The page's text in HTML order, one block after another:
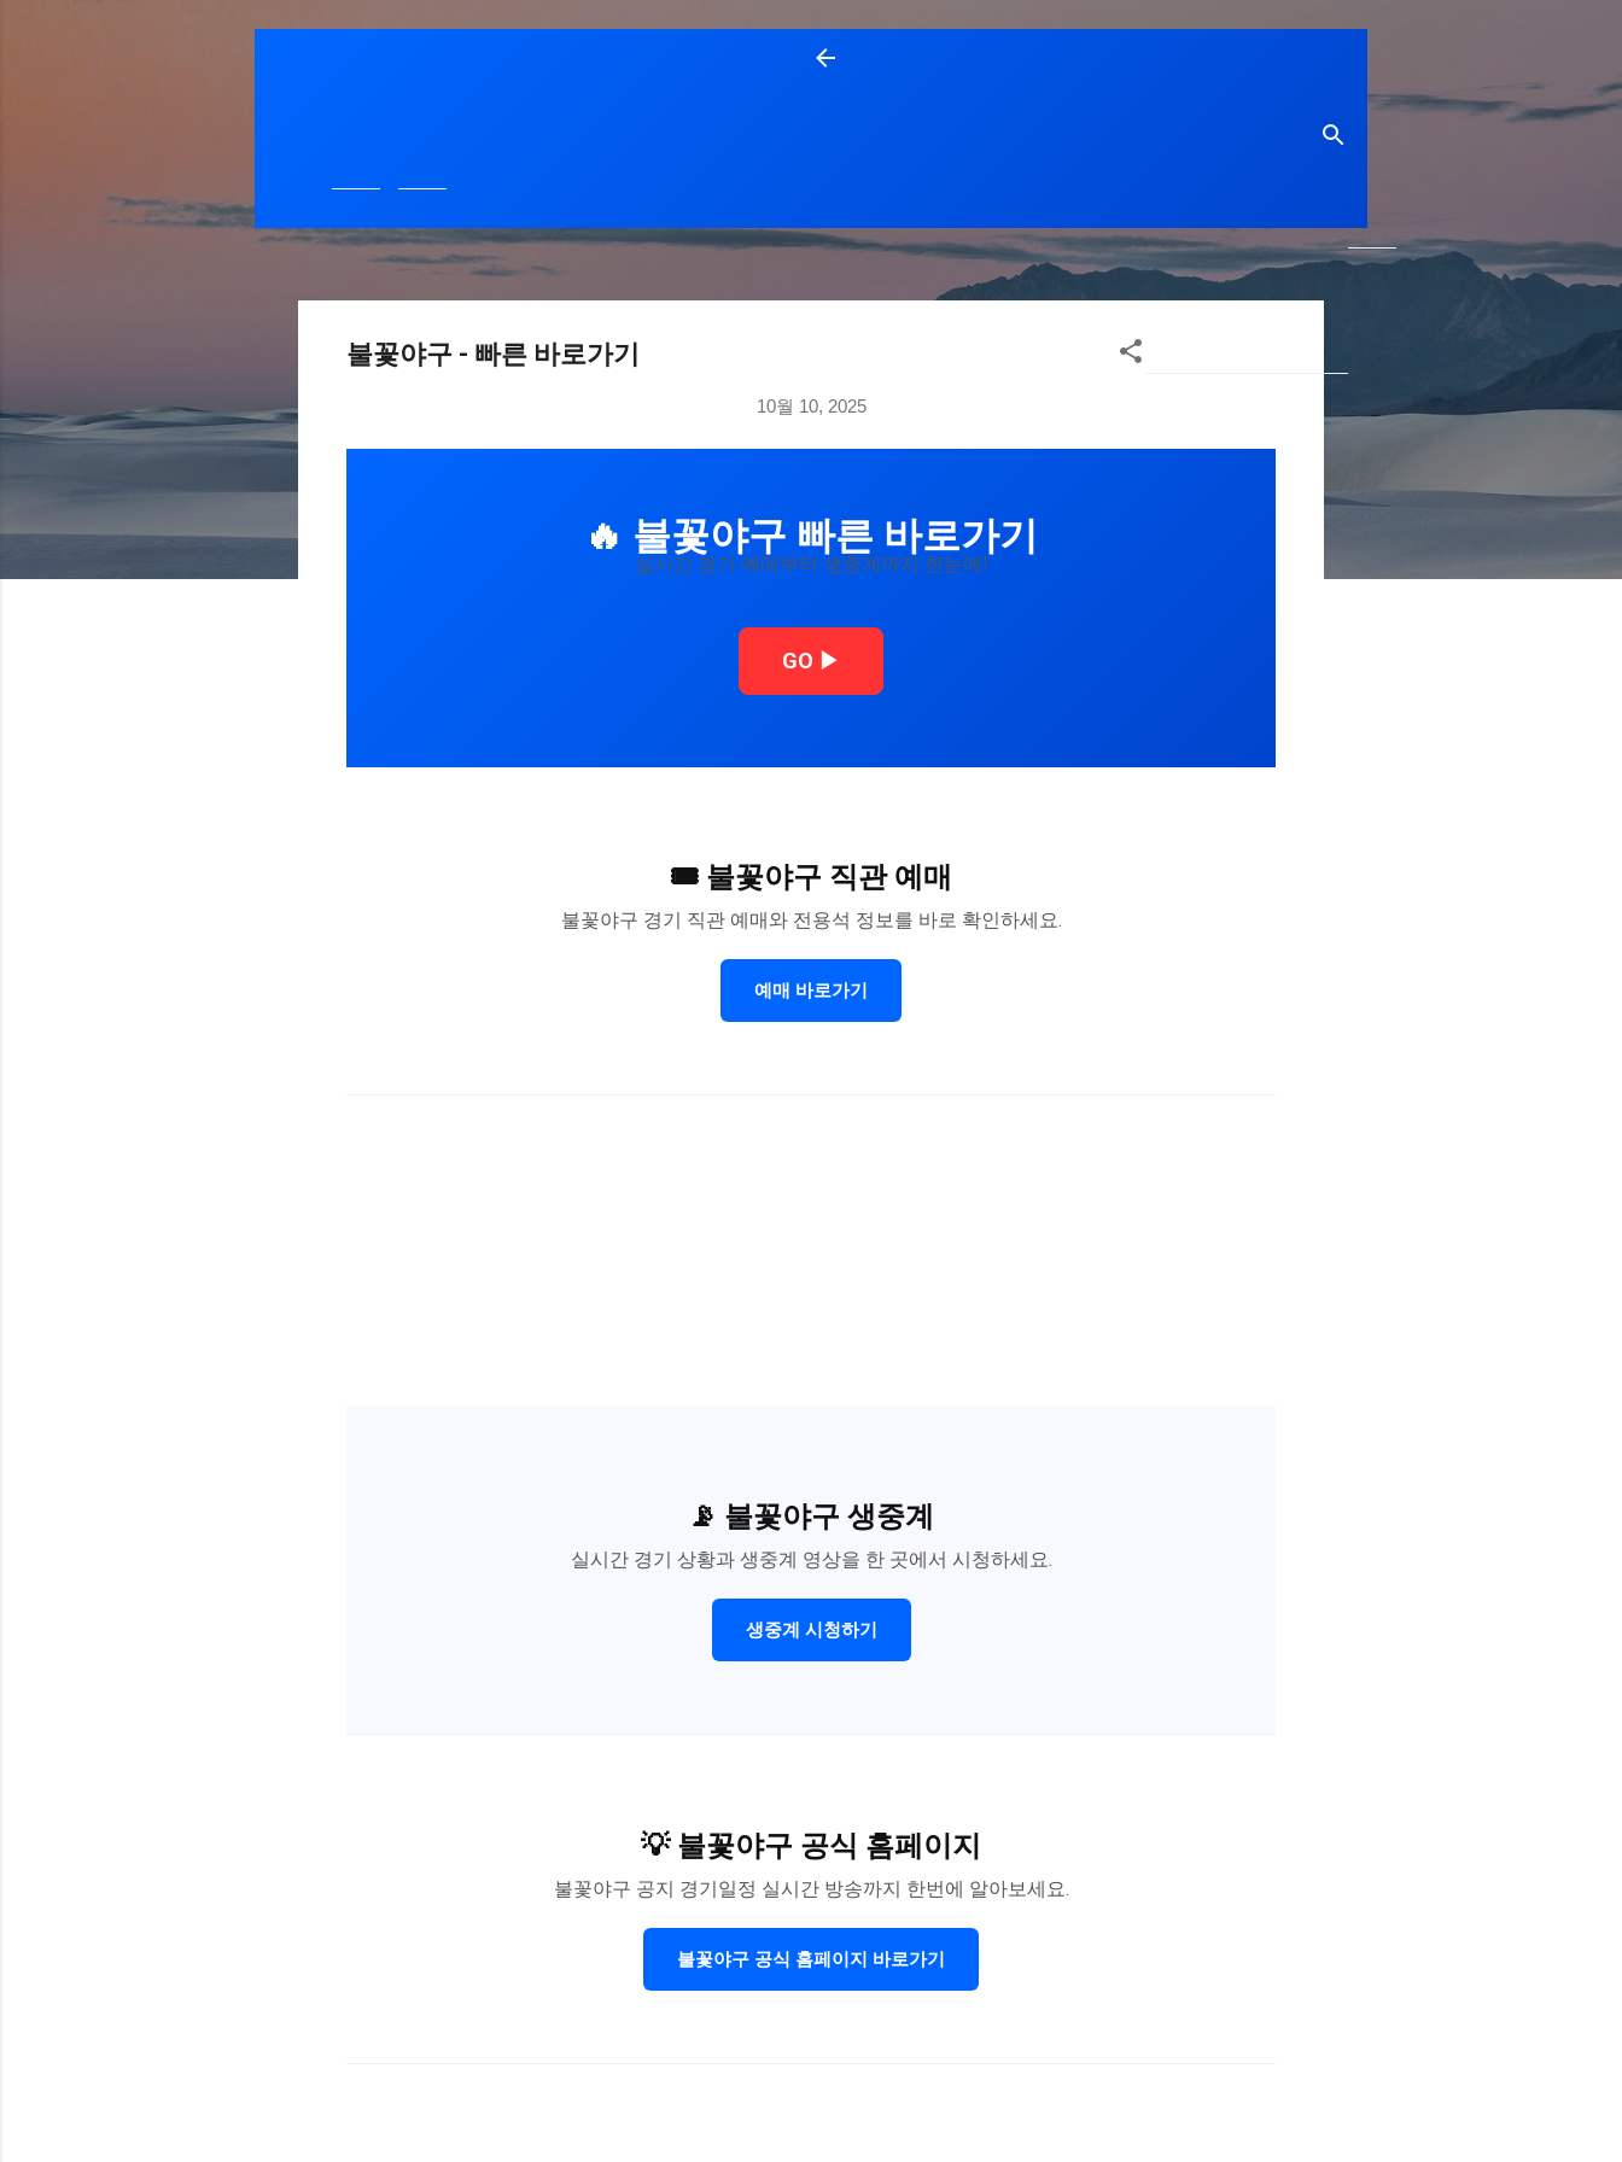
기본 콘텐츠로 건너뛰기
불꽃야구 - 빠른 바로가기
10월 10, 2025
🔥 불꽃야구 빠른 바로가기
실시간 경기 예매부터 생중계까지 한눈에!
GO ▶
🎟 불꽃야구 직관 예매
불꽃야구 경기 직관 예매와 전용석 정보를 바로 확인하세요.
예매 바로가기
📡 불꽃야구 생중계
실시간 경기 상황과 생중계 영상을 한 곳에서 시청하세요.
생중계 시청하기
💡 불꽃야구 공식 홈페이지
불꽃야구 공지 경기일정 실시간 방송까지 한번에 알아보세요.
불꽃야구 공식 홈페이지 바로가기